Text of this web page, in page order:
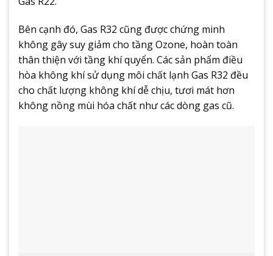
Bên cạnh đó, Gas R32 cũng được chứng minh
không gây suy giảm cho tầng Ozone, hoàn toàn
thân thiện với tầng khí quyển. Các sản phẩm điều
hòa không khí sử dụng môi chất lạnh Gas R32 đều
cho chất lượng không khí dễ chịu, tươi mát hơn
không nồng mùi hóa chất như các dòng gas cũ.